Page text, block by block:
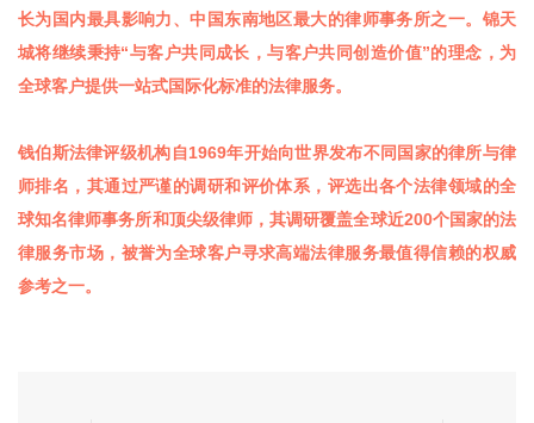
长为国内最具影响力、中国东南地区最大的律师事务所之一。锦天
城将继续秉持“与客户共同成长，与客户共同创造价值”的理念，为
全球客户提供一站式国际化标准的法律服务。
钱伯斯法律评级机构自1969年开始向世界发布不同国家的律所与律
师排名，其通过严谨的调研和评价体系，评选出各个法律领域的全
球知名律师事务所和顶尖级律师，其调研覆盖全球近200个国家的法
律服务市场，被誉为全球客户寻求高端法律服务最值得信赖的权威
参考之一。